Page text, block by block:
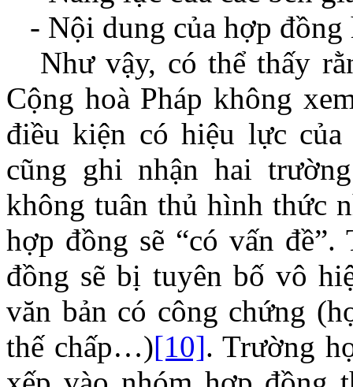
- Nội dung của hợp đồng
Như vậy, có thể thấy
Cộng hoà Pháp không
điều kiện có hiệu lực
cũng ghi nhận hai
không tuân thủ hình thức
hợp đồng sẽ “có vấn
đồng sẽ bị tuyên bố vô
văn bản có công chứng
thế chấp…)[10]. Trường